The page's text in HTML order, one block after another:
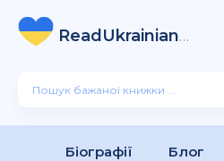
ReadUkrainian
Books
Біографії Блог